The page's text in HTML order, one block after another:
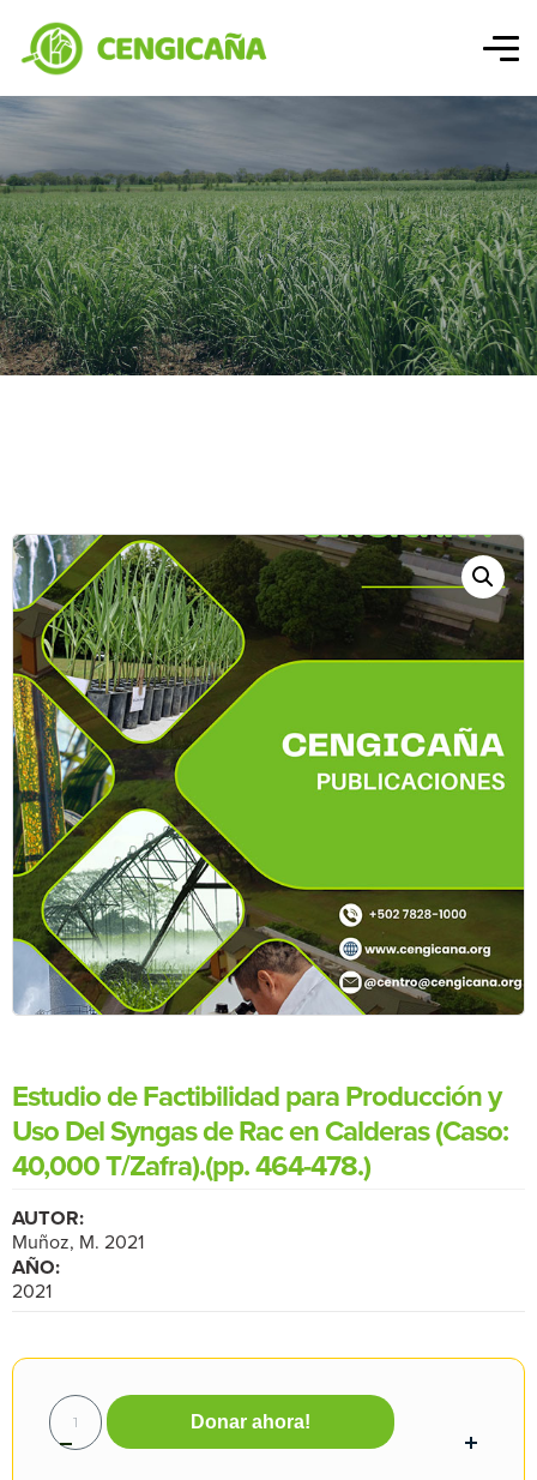
Estudio de Factibilidad para Producción y
Uso Del Syngas de Rac en Calderas (Caso:
40,000 T/Zafra).(pp. 464-478.)
AUTOR:
Muñoz, M. 2021
AÑO:
2021
Donar ahora!